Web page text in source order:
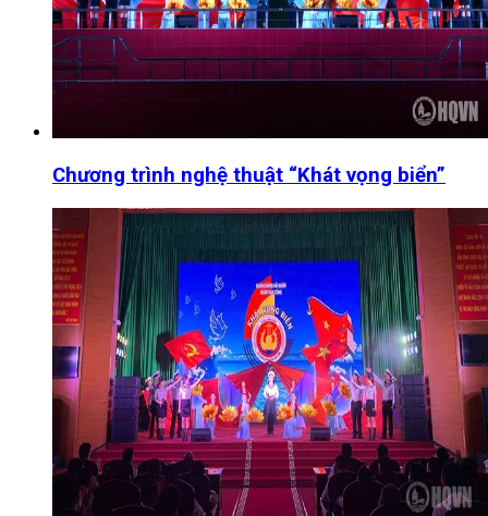
Chương trình nghệ thuật “Khát vọng biển”